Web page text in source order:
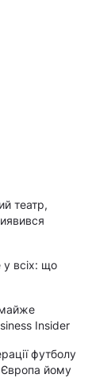
театр,
у всіх: що
майже
Insider
футболу
Європа йому